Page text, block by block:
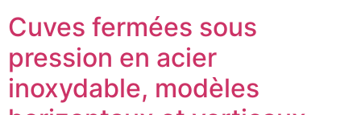
Cuves fermées sous
pression en acier
inoxydable, modèles